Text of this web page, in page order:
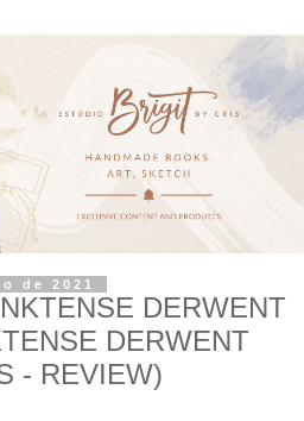
de 2021
DERWENT
DERWENT
- REVIEW)